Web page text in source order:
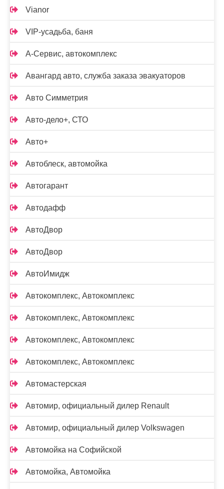
Vianor
VIP-усадьба, баня
А-Сервис, автокомплекс
Авангард авто, служба заказа эвакуаторов
Авто Симметрия
Авто-дело+, СТО
Авто+
Автоблеск, автомойка
Автогарант
Автодафф
АвтоДвор
АвтоДвор
АвтоИмидж
Автокомплекс, Автокомплекс
Автокомплекс, Автокомплекс
Автокомплекс, Автокомплекс
Автокомплекс, Автокомплекс
Автомастерская
Автомир, официальный дилер Renault
Автомир, официальный дилер Volkswagen
Автомойка на Софийской
Автомойка, Автомойка